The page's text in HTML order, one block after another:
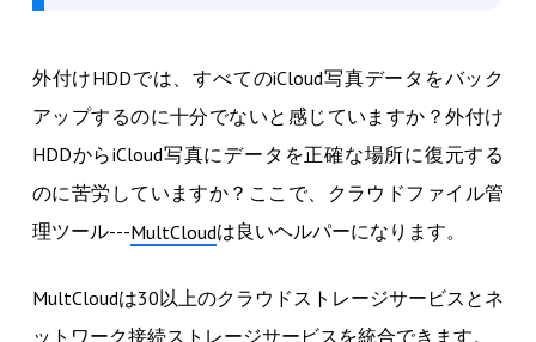
外付けHDDでは、すべてのiCloud写真データをバック
アップするのに十分でないと感じていますか？外付け
HDDからiCloud写真にデータを正確な場所に復元する
のに苦労していますか？ここで、クラウドファイル管
理ツール---MultCloudは良いヘルパーになります。
MultCloudは30以上のクラウドストレージサービスとネ
ットワーク接続ストレージサービスを統合できます。